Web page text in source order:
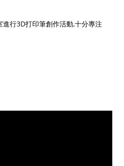
行3D打印筆創作活動,十分專注